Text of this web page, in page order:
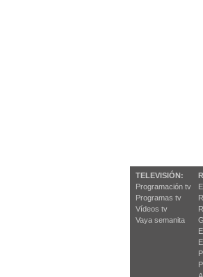
TELEVISIÓN:
Programación tv
Programas tv
Vídeos tv
Vaya semanita